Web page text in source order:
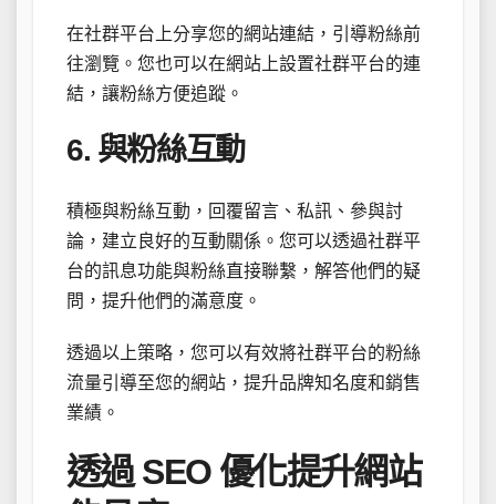
在社群平台上分享您的網站連結，引導粉絲前
往瀏覽。您也可以在網站上設置社群平台的連
結，讓粉絲方便追蹤。
6. 與粉絲互動
積極與粉絲互動，回覆留言、私訊、參與討
論，建立良好的互動關係。您可以透過社群平
台的訊息功能與粉絲直接聯繫，解答他們的疑
問，提升他們的滿意度。
透過以上策略，您可以有效將社群平台的粉絲
流量引導至您的網站，提升品牌知名度和銷售
業績。
透過 SEO 優化提升網站